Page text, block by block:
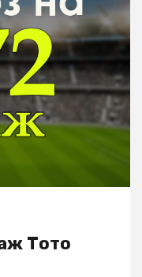
Тото